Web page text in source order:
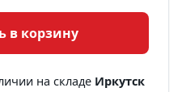
в корзину
на складе Иркутск